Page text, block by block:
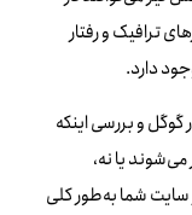
ترافیک و رفتار
دارد.
و بررسی اینکه
یا نه،
شما به‌طور کلی